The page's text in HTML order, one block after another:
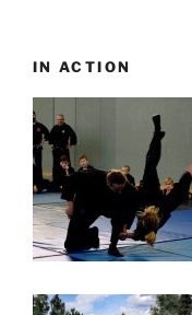
IN ACTION